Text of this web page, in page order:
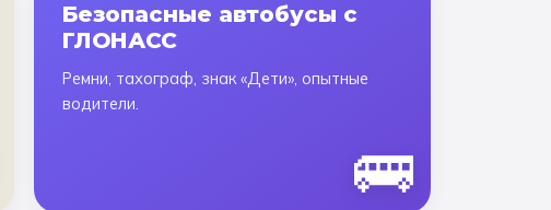
Безопасные автобусы с
ГЛОНАСС
Ремни, тахограф, знак «Дети», опытные
водители.
🚌